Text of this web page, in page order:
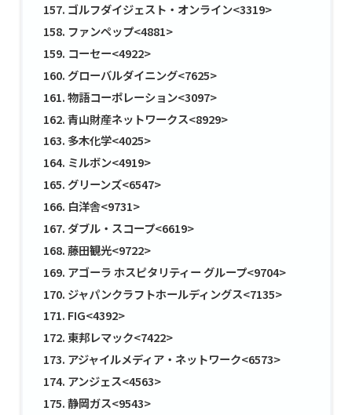
ゴルフダイジェスト・オンライン<3319>
ファンペップ<4881>
コーセー<4922>
グローバルダイニング<7625>
物語コーポレーション<3097>
青山財産ネットワークス<8929>
多木化学<4025>
ミルボン<4919>
グリーンズ<6547>
白洋舎<9731>
ダブル・スコープ<6619>
藤田観光<9722>
アゴーラ ホスピタリティー グループ<9704>
ジャパンクラフトホールディングス<7135>
FIG<4392>
東邦レマック<7422>
アジャイルメディア・ネットワーク<6573>
アンジェス<4563>
静岡ガス<9543>